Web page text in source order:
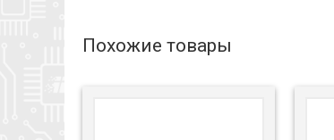
Похожие товары